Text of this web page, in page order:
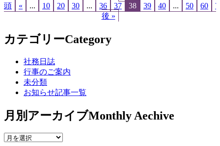
頭
« ... 10 20 30 ... 36 37 38 39 40 ... 50 60
後 »
カテゴリーCategory
社務日誌
行事のご案内
未分類
お知らせ記事一覧
月別アーカイブMonthly Aechive